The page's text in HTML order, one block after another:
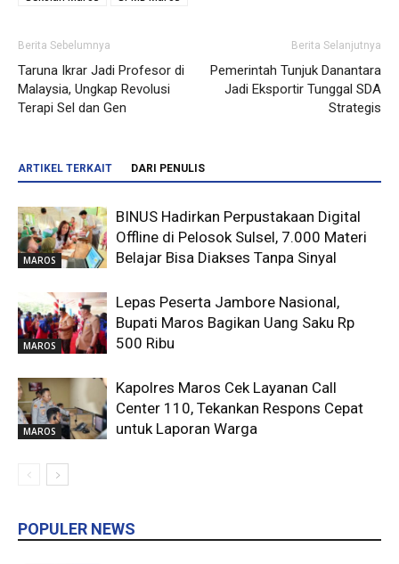
Berita Sebelumnya
Taruna Ikrar Jadi Profesor di
Malaysia, Ungkap Revolusi
Terapi Sel dan Gen
Berita Selanjutnya
Pemerintah Tunjuk Danantara
Jadi Eksportir Tunggal SDA
Strategis
ARTIKEL TERKAIT DARI PENULIS
MAROS
BINUS Hadirkan Perpustakaan Digital
Offline di Pelosok Sulsel, 7.000 Materi
Belajar Bisa Diakses Tanpa Sinyal
MAROS
Lepas Peserta Jambore Nasional,
Bupati Maros Bagikan Uang Saku Rp
500 Ribu
MAROS
Kapolres Maros Cek Layanan Call
Center 110, Tekankan Respons Cepat
untuk Laporan Warga
POPULER NEWS